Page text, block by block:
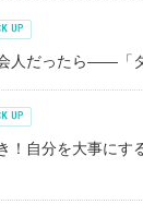
人だったら――「
！自分を大事にす